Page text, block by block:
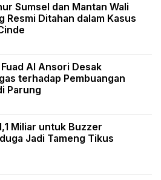
Sumsel dan Mantan Wali
Resmi Ditahan dalam Kasus
Al Ansori Desak
terhadap Pembuangan
Parung
Miliar untuk Buzzer
Jadi Tameng Tikus